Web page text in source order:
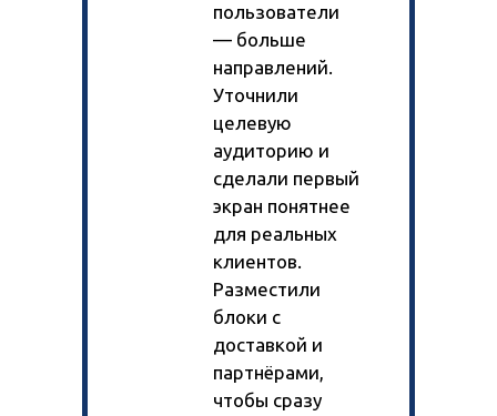
пользователи
— больше
направлений.
Уточнили
целевую
аудиторию и
сделали первый
экран понятнее
для реальных
клиентов.
Разместили
блоки с
доставкой и
партнёрами,
чтобы сразу